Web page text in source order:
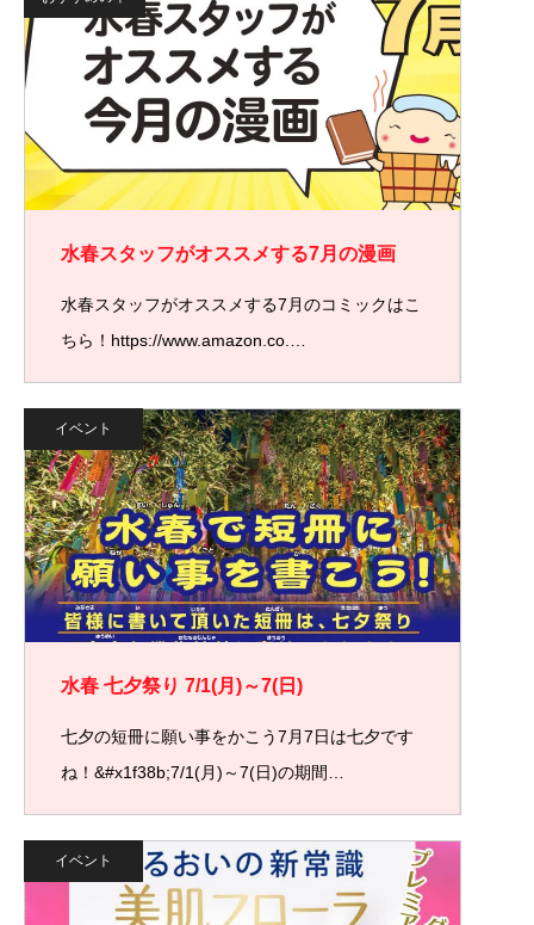
水春スタッフがオススメする7月の漫画
水春スタッフがオススメする7月のコミックはこ
ちら！https://www.amazon.co.…
イベント
水春 七夕祭り 7/1(月)～7(日)
七夕の短冊に願い事をかこう7月7日は七夕です
ね！&#x1f38b;7/1(月)～7(日)の期間…
イベント